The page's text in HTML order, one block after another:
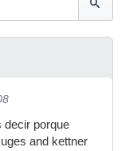
decir porque
and kettner